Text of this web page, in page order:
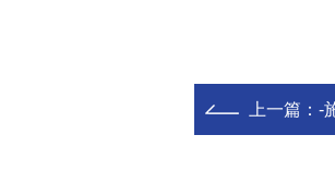
上一篇： -